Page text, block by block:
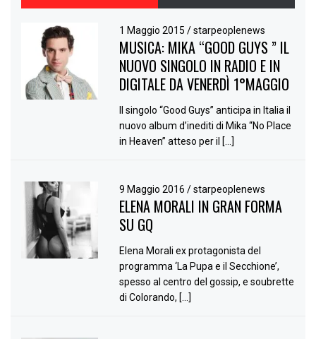
1 Maggio 2015/ starpeoplenews
MUSICA: MIKA “GOOD GUYS ” IL
NUOVO SINGOLO IN RADIO E IN
DIGITALE DA VENERDÌ 1°MAGGIO
Il singolo “Good Guys” anticipa in Italia il
nuovo album d’inediti di Mika “No Place
in Heaven” atteso per il […]
9 Maggio 2016/ starpeoplenews
ELENA MORALI IN GRAN FORMA
SU GQ
Elena Morali ex protagonista del
programma ‘La Pupa e il Secchione’,
spesso al centro del gossip, e soubrette
di Colorando, […]